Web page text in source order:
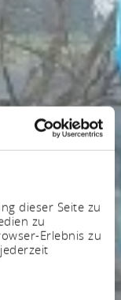
dieser Seite zu
zu
Erlebnis zu